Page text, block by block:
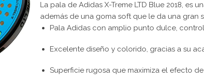
La pala de Adidas X-Treme LTD Blue 2018,
además de una goma soft que le da una gran
Pala Adidas con amplio punto dulce,
Excelente diseño y colorido, gracias a su
Superficie rugosa que maximiza el efecto